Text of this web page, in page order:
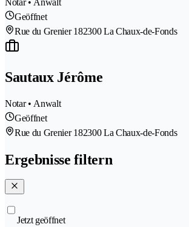
Notar • Anwalt
Geöffnet
Rue du Grenier 182300 La Chaux-de-Fonds
Sautaux Jérôme
Notar • Anwalt
Geöffnet
Rue du Grenier 182300 La Chaux-de-Fonds
Ergebnisse filtern
Jetzt geöffnet